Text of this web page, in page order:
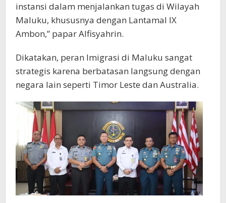
instansi dalam menjalankan tugas di Wilayah
Maluku, khususnya dengan Lantamal IX
Ambon,” papar Alfisyahrin.
Dikatakan, peran Imigrasi di Maluku sangat
strategis karena berbatasan langsung dengan
negara lain seperti Timor Leste dan Australia.